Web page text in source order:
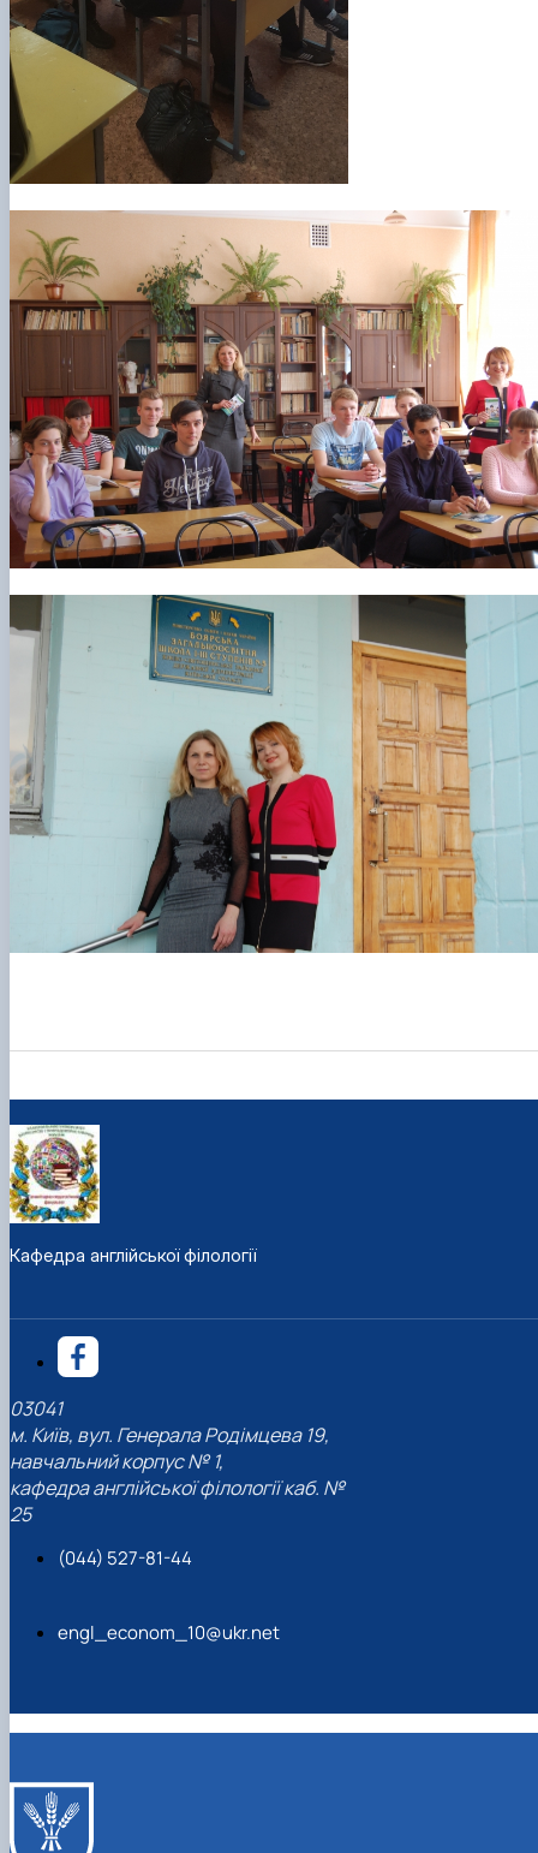
Кафедра англійської філології
03041
м. Київ, вул. Генерала Родімцева 19,
навчальний корпус № 1,
кафедра англійської філології каб. №
25
(044) 527-81-44
engl_econom_10@ukr.net